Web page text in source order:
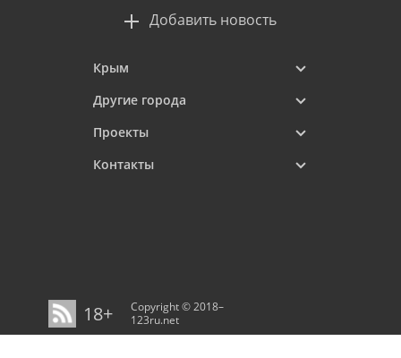
Добавить новость
Крым
Другие города
Проекты
Контакты
18+
Copyright © 2018–
123ru.net